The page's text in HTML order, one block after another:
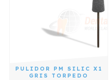
PULIDOR PM SILIC X1
GRIS TORPEDO